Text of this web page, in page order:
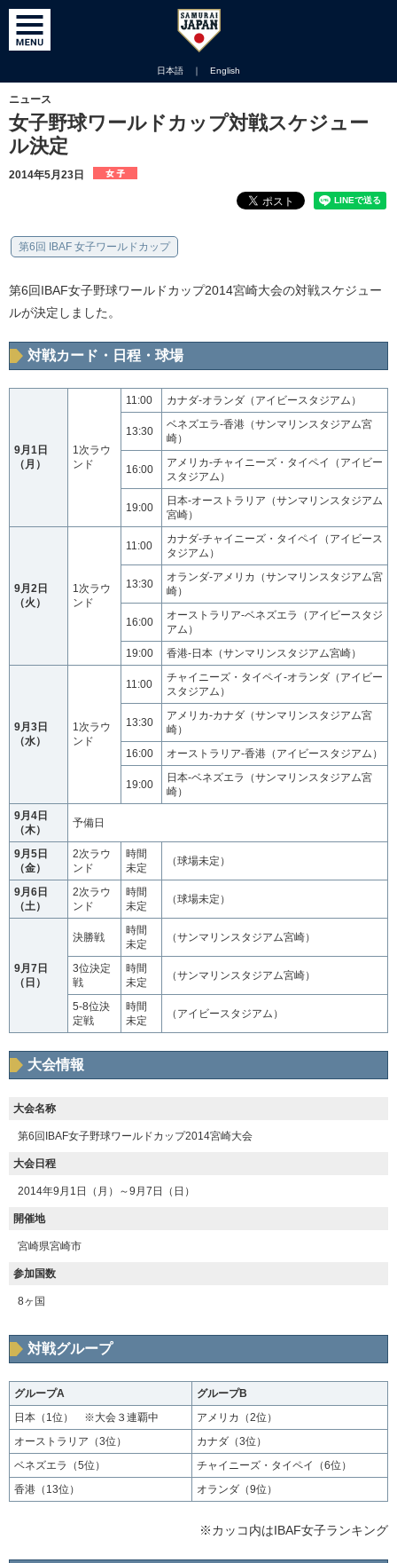
日本語 ｜ English
ニュース
女子野球ワールドカップ対戦スケジュー
ル決定
2014年5月23日
第6回 IBAF 女子ワールドカップ
第6回IBAF女子野球ワールドカップ2014宮崎大会の対戦スケジュー
ルが決定しました。
対戦カード・日程・球場
9月1日
（月）
1次ラウ
ンド
11:00 カナダ‐オランダ（アイビースタジアム）
13:30
ベネズエラ‐香港（サンマリンスタジアム宮
崎）
16:00
アメリカ‐チャイニーズ・タイペイ（アイビー
スタジアム）
19:00
日本‐オーストラリア（サンマリンスタジアム
宮崎）
9月2日
（火）
1次ラウ
ンド
11:00
カナダ‐チャイニーズ・タイペイ（アイビース
タジアム）
13:30
オランダ‐アメリカ（サンマリンスタジアム宮
崎）
16:00
オーストラリア‐ベネズエラ（アイビースタジ
アム）
19:00
香港‐日本（サンマリンスタジアム宮崎）
9月3日
（水）
1次ラウ
ンド
11:00
チャイニーズ・タイペイ‐オランダ（アイビー
スタジアム）
13:30
アメリカ‐カナダ（サンマリンスタジアム宮
崎）
16:00
オーストラリア‐香港（アイビースタジアム）
19:00
日本‐ベネズエラ（サンマリンスタジアム宮
崎）
9月4日
（木）
予備日
9月5日
（金）
2次ラウ
ンド
時間
未定
（球場未定）
9月6日
（土）
2次ラウ
ンド
時間
未定
（球場未定）
9月7日
（日）
決勝戦
時間
未定
（サンマリンスタジアム宮崎）
3位決定
戦
時間
未定
（サンマリンスタジアム宮崎）
5-8位決
定戦
時間
未定
（アイビースタジアム）
大会情報
大会名称
第6回IBAF女子野球ワールドカップ2014宮崎大会
大会日程
2014年9月1日（月）～9月7日（日）
開催地
宮崎県宮崎市
参加国数
8ヶ国
対戦グループ
グループA
グループB
日本（1位） ※大会３連覇中
アメリカ（2位）
オーストラリア（3位）
カナダ（3位）
ベネズエラ（5位）
チャイニーズ・タイペイ（6位）
香港（13位）
オランダ（9位）
※カッコ内はIBAF女子ランキング